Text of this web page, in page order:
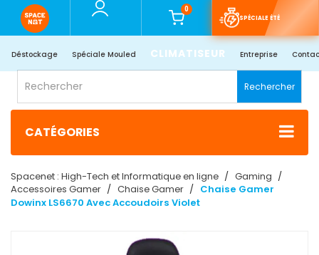
0
SPÉCIALE ÉTÉ
Déstockage Spéciale Mouled CLIMATISEUR Entreprise
Rechercher
CATÉGORIES
Spacenet : High-Tech et Informatique en ligne
Gaming
Accessoires Gamer
Chaise Gamer
Chaise Gamer
Dowinx LS6670 Avec Accoudoirs Violet